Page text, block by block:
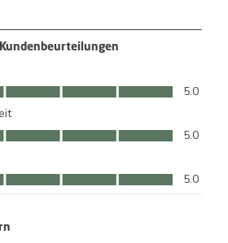
5.0
5.0 von 5
5.0
5.0